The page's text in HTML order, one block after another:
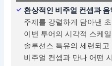
환상적인 비주얼 컨셉과
주제를 강렬하게 담아낸
이번 투어의 시각적 스케
솔루션스 특유의 세련되
비주얼 컨셉과 만나 어떤